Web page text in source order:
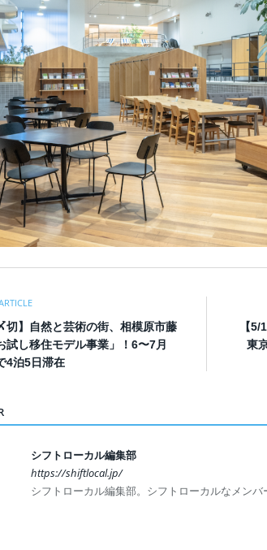
切】自然と芸術の街、相模原市藤
試し移住モデル事業」！6〜7月
4泊5日滞在
【
東
シフトローカル編集部
https://shiftlocal.jp/
シフトローカル編集部。シフトローカルなメンバ